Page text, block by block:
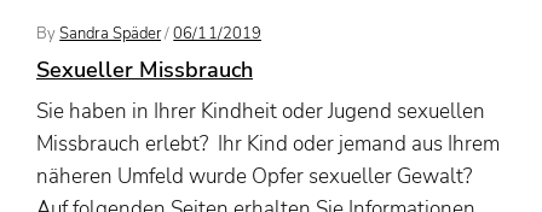
BySandra Späder/Posted
On
06/11/2019
Sexueller Missbrauch
Sie haben in Ihrer Kindheit oder Jugend sexuellen
Missbrauch erlebt? Ihr Kind oder jemand aus Ihrem
näheren Umfeld wurde Opfer sexueller Gewalt?